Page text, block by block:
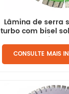
Lâmina de serra
turbo com bisel
para
CONSULTE MAIS